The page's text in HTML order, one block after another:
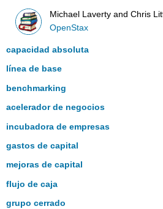
Michael Laverty and Chris
OpenStax
capacidad absoluta
línea de base
benchmarking
acelerador de negocios
incubadora de empresas
gastos de capital
mejoras de capital
flujo de caja
grupo cerrado